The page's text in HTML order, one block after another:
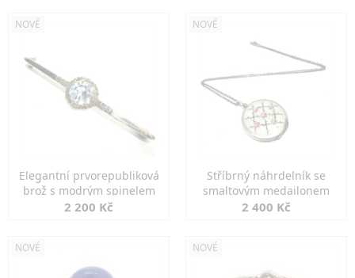
NOVÉ
Elegantní prvorepubliková
brož s modrým spinelem
2 200 Kč
NOVÉ
Stříbrný náhrdelník se
smaltovým medailonem
2 400 Kč
NOVÉ NOVÉ